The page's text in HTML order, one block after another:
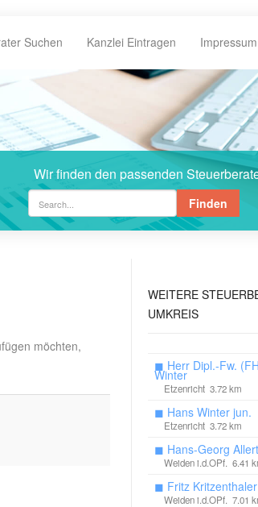
Suchen Kanzlei Eintragen Impressum
Wir finden den passenden
Finden
möchten,
WEITERE
UMKREIS
◼ Herr Dipl.-Fw.
Winter
Etzenricht 3.72 km
◼ Hans Winter jun.
Etzenricht 3.72 km
◼ Hans-Georg
Weiden i.d.OPf. 6.41
◼ Fritz Kritzenthaler
Weiden i.d.OPf. 7.01